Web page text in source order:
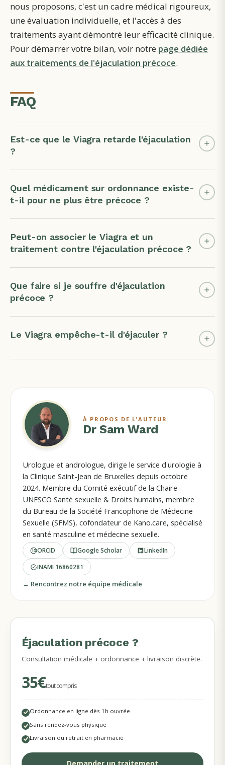
nous proposons, c'est un cadre médical rigoureux,
une évaluation individuelle, et l'accès à des
traitements ayant démontré leur efficacité clinique.
Pour démarrer votre bilan, voir notre page dédiée
aux traitements de l'éjaculation précoce.
FAQ
Est-ce que le Viagra retarde l'éjaculation
?
Quel médicament sur ordonnance existe-
t-il pour ne plus être précoce ?
Peut-on associer le Viagra et un
traitement contre l'éjaculation précoce ?
Que faire si je souffre d'éjaculation
précoce ?
Le Viagra empêche-t-il d'éjaculer ?
À PROPOS DE L'AUTEUR
Dr Sam Ward
Urologue et andrologue, dirige le service d'urologie à
la Clinique Saint-Jean de Bruxelles depuis octobre
2024. Membre du Comité exécutif de la Chaire
UNESCO Santé sexuelle & Droits humains, membre
du Bureau de la Société Francophone de Médecine
Sexuelle (SFMS), cofondateur de Kano.care, spécialisé
en santé masculine et médecine sexuelle.
ORCID Google Scholar
LinkedIn
INAMI 16860281
→ Rencontrez notre équipe médicale
MÉDECINS DISPONIBLES
Éjaculation précoce ?
Consultation médicale + ordonnance + livraison discrète.
35€tout compris
Ordonnance en ligne dès 1h ouvrée
Sans rendez-vous physique
Livraison ou retrait en pharmacie